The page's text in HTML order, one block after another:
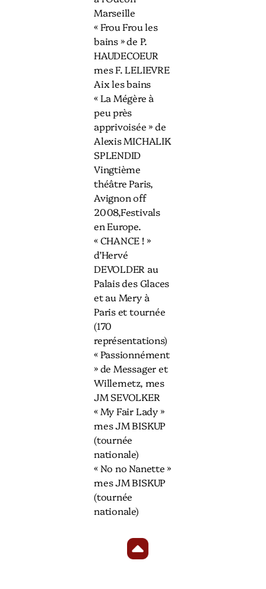
Marseille
« Frou Frou les
bains » de P.
HAUDECOEUR
mes F. LELIEVRE
Aix les bains
« La Mégère à
peu près
apprivoisée » de
Alexis MICHALIK
SPLENDID
Vingtième
théâtre Paris,
Avignon off
2008,Festivals
en Europe.
« CHANCE ! »
d’Hervé
DEVOLDER au
Palais des Glaces
et au Mery à
Paris et tournée
(170
représentations)
« Passionnément
» de Messager et
Willemetz, mes
JM SEVOLKER
« My Fair Lady »
mes JM BISKUP
(tournée
nationale)
« No no Nanette »
mes JM BISKUP
(tournée
nationale)